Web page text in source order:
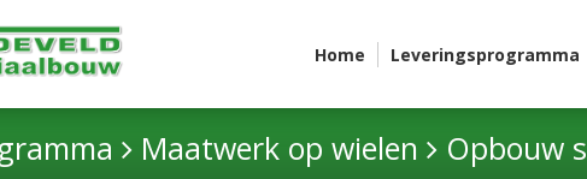
Home Leveringsprogramma
Maatwerk op wielen Opbouw